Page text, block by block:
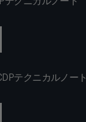
テクニカルノート